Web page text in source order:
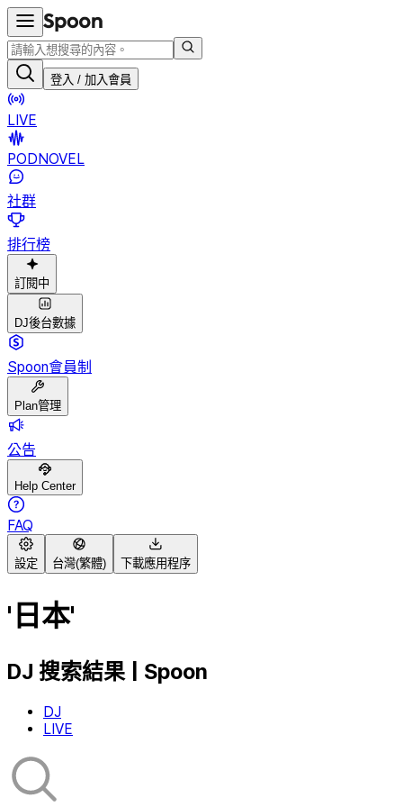
登入 / 加入會員
LIVE
PODNOVEL
社群
排行榜
訂閱中
DJ後台數據
Spoon會員制
Plan管理
公告
Help Center
FAQ
設定 台灣(繁體) 下載應用程序
'日本'
DJ 搜索結果 | Spoon
DJ
LIVE